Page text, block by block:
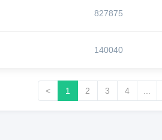
827875
140040
< 1 2 3 4